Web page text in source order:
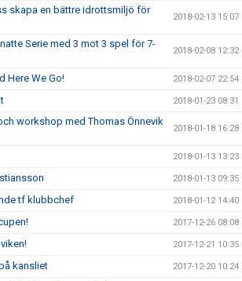
skapa en bättre idrottsmiljö för
2018-02-13 15:07
Serie med 3 mot 3 spel för 7-
2018-02-08 12:32
Here We Go! 2018-02-07 22:54
2018-01-23 08:31
workshop med Thomas Önnevik
2018-01-18 16:28
2018-01-13 13:23
2018-01-13 09:35
tf klubbchef 2018-01-12 14:40
2017-12-26 08:08
2017-12-21 10:35
kansliet 2017-12-20 10:24